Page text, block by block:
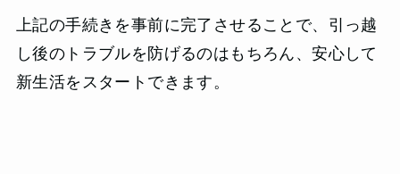
上記の手続きを事前に完了させることで、引っ越
し後のトラブルを防げるのはもちろん、安心して
新生活をスタートできます。